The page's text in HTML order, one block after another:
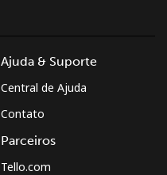
Ajuda & Suporte
Central de Ajuda
Contato
Parceiros
Tello.com